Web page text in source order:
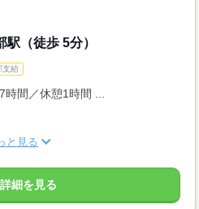
（徒歩 5分）
支給
間／休憩1時間 ...
と見る
細を見る